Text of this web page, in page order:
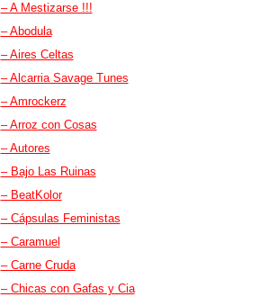
– A Mestizarse !!!
– Abodula
– Aires Celtas
– Alcarria Savage Tunes
– Amrockerz
– Arroz con Cosas
– Autores
– Bajo Las Ruinas
– BeatKolor
– Cápsulas Feministas
– Caramuel
– Carne Cruda
– Chicas con Gafas y Cia